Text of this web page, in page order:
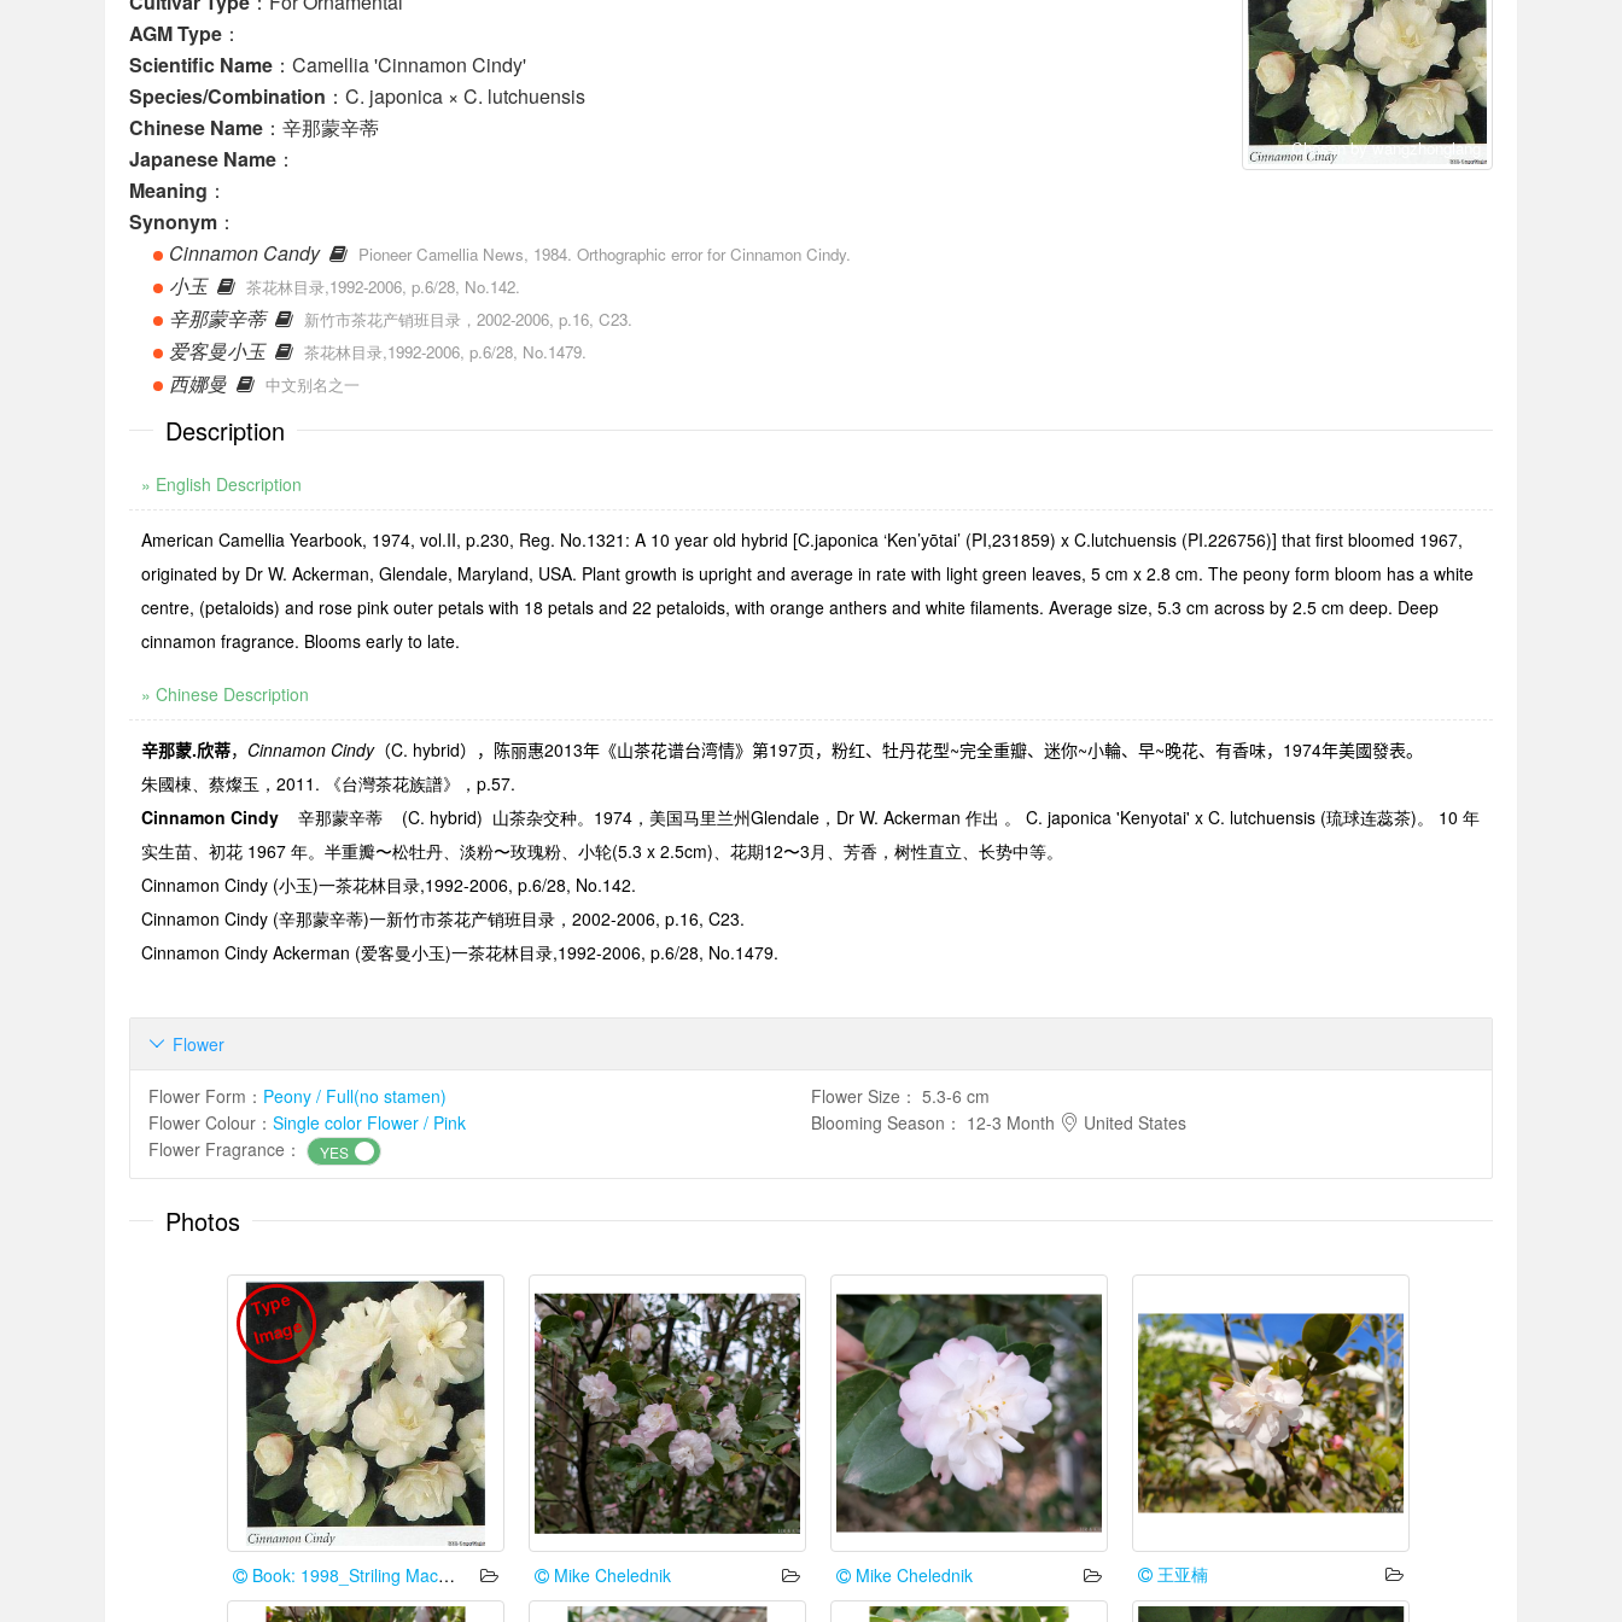
Chosen by wangzhonglang
AGM Type ：
Scientific Name ：Camellia 'Cinnamon Cindy'
Species/Combination ：C. japonica × C. lutchuensis
Chinese Name ：辛那蒙辛蒂
Japanese Name ：
Meaning ：
Synonym ：
Cinnamon Candy
Pioneer Camellia News, 1984. Orthographic error for Cinnamon Cindy.
小玉 茶花林目录,1992-2006, p.6/28, No.142.
辛那蒙辛蒂 新竹市茶花产销班目录，2002-2006, p.16, C23.
爱客曼小玉 茶花林目录,1992-2006, p.6/28, No.1479.
西娜曼 中文别名之一
Description
» English Description
American Camellia Yearbook, 1974, vol.II, p.230, Reg. No.1321: A 10 year old hybrid [C.japonica ‘Ken’yōtai’ (PI,231859) x C.lutchuensis (PI.226756)] that first bloomed 1967,
originated by Dr W. Ackerman, Glendale, Maryland, USA. Plant growth is upright and average in rate with light green leaves, 5 cm x 2.8 cm. The peony form bloom has a white
centre, (petaloids) and rose pink outer petals with 18 petals and 22 petaloids, with orange anthers and white filaments. Average size, 5.3 cm across by 2.5 cm deep. Deep
cinnamon fra­grance. Blooms early to late.
» Chinese Description
辛那蒙.欣蒂， Cinnamon Cindy（C. hybrid），陈丽惠2013年《山茶花谱台湾情》第197页，粉红、牡丹花型~完全重瓣、迷你~小輪、早~晚花、有香味， 1974年美國發表。
朱國棟、蔡燦玉，2011. 《台灣茶花族譜》，p.57.
Cinnamon Cindy
辛那蒙辛蒂 (C. hybrid) 山茶杂交种。 1974 ，美国马里兰州Glendale ， Dr W. Ackerman 作出 。 C. japonica 'Kenyotai' x C. lutchuensis (琉球连蕊茶)。 10 年
实生苗、初花 1967 年。半重瓣〜松牡丹、淡粉〜玫瑰粉、小轮(5.3 x 2.5cm)、花期12〜3月、芳香，树性直立、长势中等。
Cinnamon Cindy (小玉)一茶花林目录,1992-2006, p.6/28, No.142.
Cinnamon Cindy (辛那蒙辛蒂)一新竹市茶花产销班目录， 2002-2006, p.16, C23.
Cinnamon Cindy Ackerman (爱客曼小玉)一茶花林目录,1992-2006, p.6/28, No.1479.
Flower

Flower Form ： Peony / Full(no stamen)
Flower Colour ： Single color Flower / Pink
Flower Size ： 5.3-6 cm
Blooming Season ： 12-3 Month
United States
Flower Fragrance ： YES
Photos
T
y
p
e
I
m
a
g
e
Book: 1998_Striling Macoboy Mike Chelednik Mike Chelednik 王亚楠